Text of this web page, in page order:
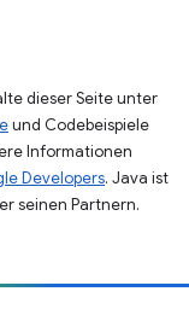
dieser Seite unter
und Codebeispiele
Informationen
Developers. Java ist
seinen Partnern.